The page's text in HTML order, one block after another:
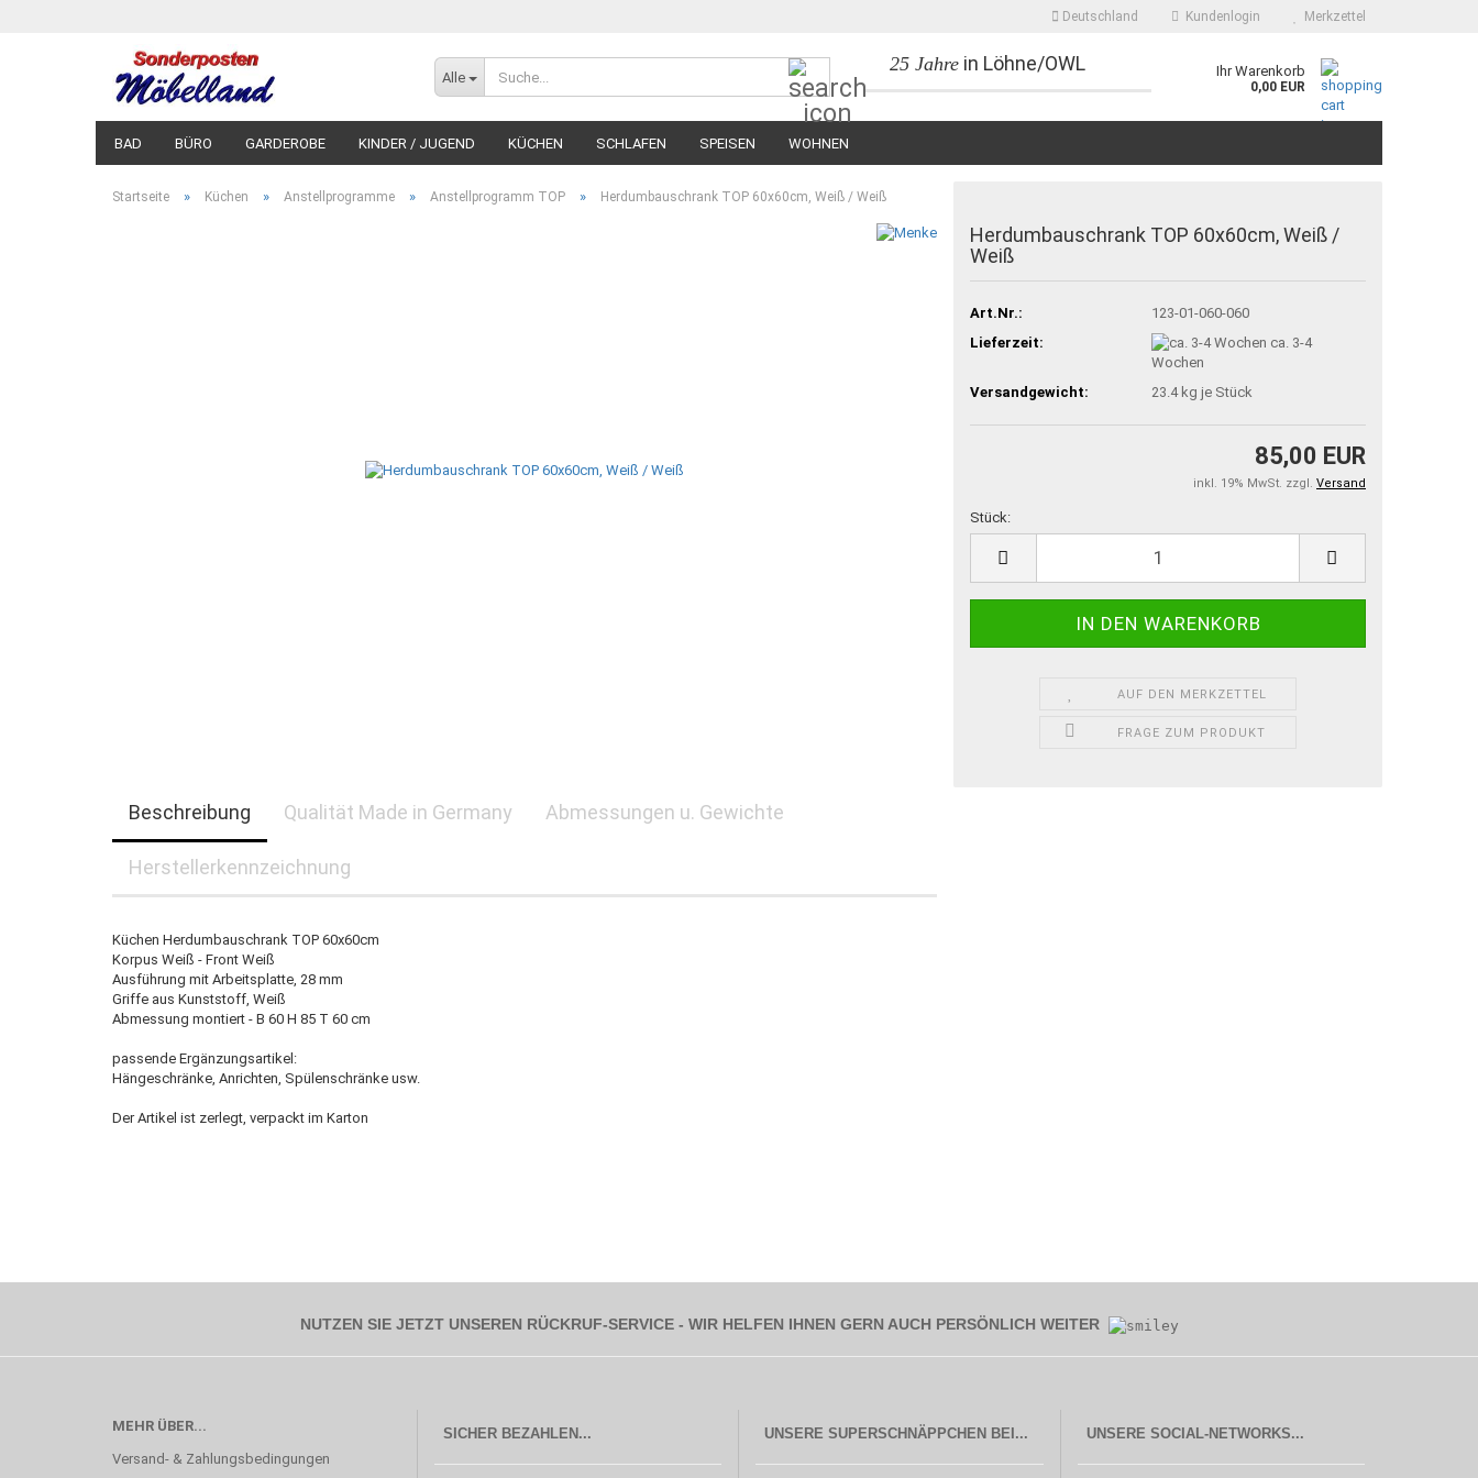
Deutschland Kundenlogin Merkzettel
Alle
25 Jahrein Löhne/OWL Ihr Warenkorb
0,00 EUR
BAD BÜRO GARDEROBE KINDER / JUGEND KÜCHEN SCHLAFEN SPEISEN WOHNEN
Startseite » Küchen » Anstellprogramme » Anstellprogramm TOP » Herdumbauschrank TOP 60x60cm, Weiß / Weiß
Herdumbauschrank TOP 60x60cm, Weiß /
Weiß
Art.Nr.:
123-01-060-060
Lieferzeit:
ca. 3-4
Wochen
Versandgewicht:
23.4kg je Stück
85,00 EUR
inkl. 19% MwSt. zzgl. Versand
Stück:
Stück
AUF DEN MERKZETTEL
FRAGE ZUM PRODUKT
Beschreibung Qualität Made in Germany Abmessungen u. Gewichte
Herstellerkennzeichnung
Küchen Herdumbauschrank TOP 60x60cm
Korpus Weiß - Front Weiß
Ausführung mit Arbeitsplatte, 28 mm
Griffe aus Kunststoff, Weiß
Abmessung montiert - B 60 H 85 T 60 cm
passende Ergänzungsartikel:
Hängeschränke, Anrichten, Spülenschränke usw.
Der Artikel ist zerlegt, verpackt im Karton
NUTZEN SIE JETZT UNSEREN RÜCKRUF-SERVICE - WIR HELFEN IHNEN GERN AUCH PERSÖNLICH WEITER
MEHR ÜBER...
Versand- & Zahlungsbedingungen
SICHER BEZAHLEN... UNSERE SOCIAL-NETWORKS...